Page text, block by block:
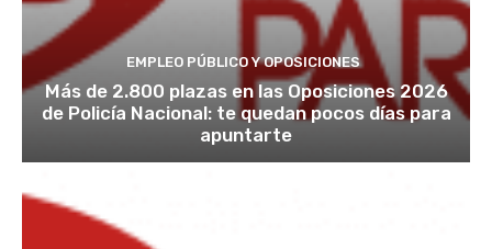
EMPLEO PÚBLICO Y OPOSICIONES
Más de 2.800 plazas en las Oposiciones 2026
de Policía Nacional: te quedan pocos días para
apuntarte